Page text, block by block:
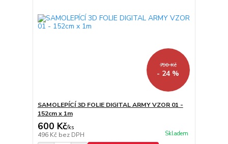
790 Kč
- 24 %
SAMOLEPÍCÍ 3D FOLIE DIGITAL ARMY VZOR 01 -
152cm x 1m
600 Kč/ks
496 Kč bez DPH Skladem